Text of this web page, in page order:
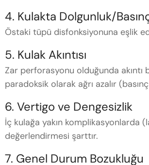
4. Kulakta Dolgunluk/
Östaki tüpü disfonksiyonuna eşlik
5. Kulak Akıntısı
Zar perforasyonu olduğunda akıntı
paradoksik olarak ağrı azalır
6. Vertigo ve Dengesizlik
İç kulağa yakın komplikasyonlarda
değerlendirmesi şarttır.
7. Genel Durum Bozukluğu